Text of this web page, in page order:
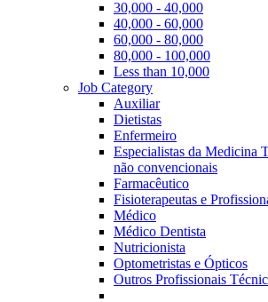
30,000 - 40,000
40,000 - 60,000
60,000 - 80,000
80,000 - 100,000
Less than 10,000
Job Category
Auxiliar
Dietistas
Enfermeiro
Especialistas da Medicina
não convencionais
Farmacêutico
Fisioterapeutas e
Médico
Médico Dentista
Nutricionista
Optometristas e Ópticos
Outros Profissionais